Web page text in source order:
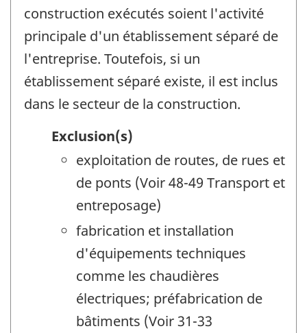
construction exécutés soient l'activité
principale d'un établissement séparé de
l'entreprise. Toutefois, si un
établissement séparé existe, il est inclus
dans le secteur de la construction.
Exclusion(s)
exploitation de routes, de rues et
de ponts (Voir 48-49 Transport et
entreposage)
fabrication et installation
d'équipements techniques
comme les chaudières
électriques; préfabrication de
bâtiments (Voir 31-33